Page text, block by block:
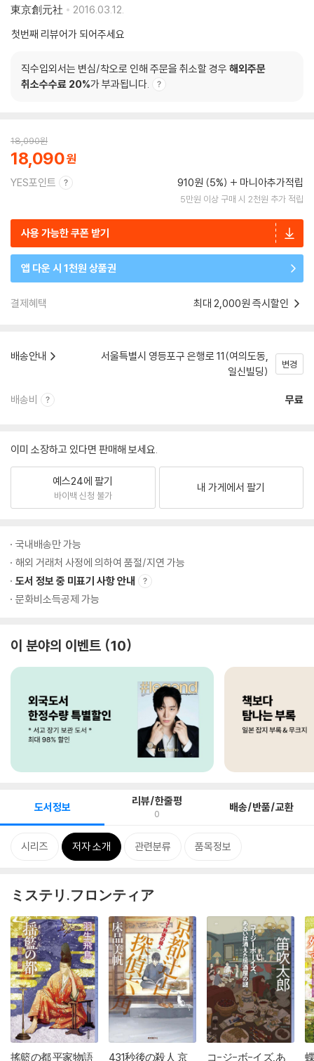
東京創元社
2016.03.12.
첫번째 리뷰어가 되어주세요
직수입외서는 변심/착오로 인해 주문을 취소할 경우 해외주문
취소수수료 20%가 부과됩니다.
18,090원
18,090
YES포인트 910원 (5%) 마니아추가적립
5만원 이상 구매 시 2천원 추가 적립
사용 가능한 쿠폰 받기
앱 다운 시 1천원 상품권
결제혜택 최대 2,000원 즉시할인
배송안내
서울특별시 영등포구 은행로 11(여의도동,
일신빌딩)
변경
배송비 무료
이미 소장하고 있다면 판매해 보세요.
예스24에 팔기
바이백 신청 불가
내 가게에서 팔기
국내배송만 가능
해외 거래처 사정에 의하여 품절/지연 가능
도서 정보 중 미표기 사항 안내
문화비소득공제 가능
이 분야의 이벤트 10
도서정보 리뷰/한줄평
0 배송/반품/교환
시리즈 저자 소개 관련분류 품목정보
ミステリ.フロンティア
搖籃の都 平家物語 431秒後の殺人 京 コ-ジ-ボ-イズ,あ